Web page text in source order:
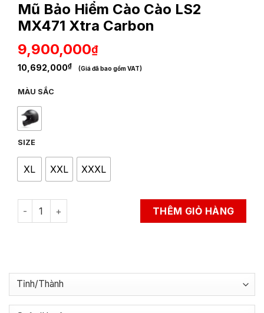
Mũ Bảo Hiểm Cào Cào LS2
MX471 Xtra Carbon
9,900,000₫
10,692,000₫ (Giá đã bao gồm VAT)
MÀU SẮC
SIZE
XL XXL XXXL
Mũ Bảo Hiểm Cào Cào LS2 MX471 Xtra Carbon quantity
THÊM GIỎ HÀNG